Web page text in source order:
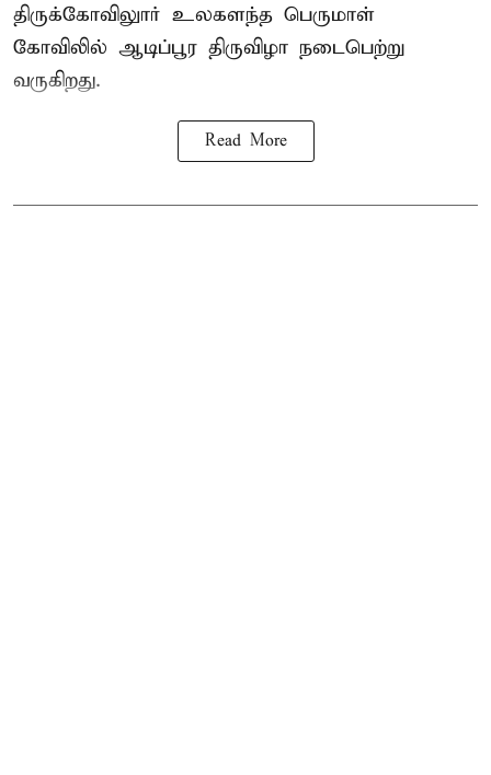
திருக்கோவிலுார் உலகளந்த பெருமாள்
கோவிலில் ஆடிப்பூர திருவிழா நடைபெற்று
வருகிறது.
Read More